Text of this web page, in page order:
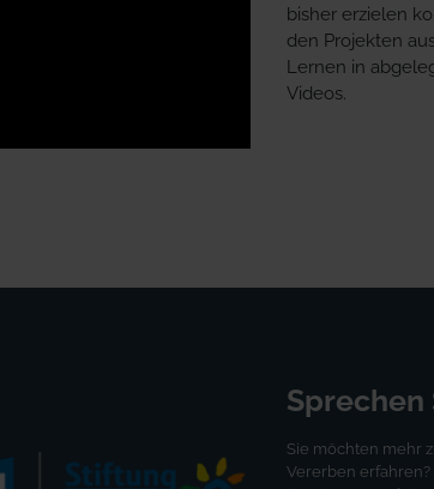
bisher erzielen
den Projekten
Lernen in
Videos.
Sprechen
Sie möchten mehr
Vererben erfahren?